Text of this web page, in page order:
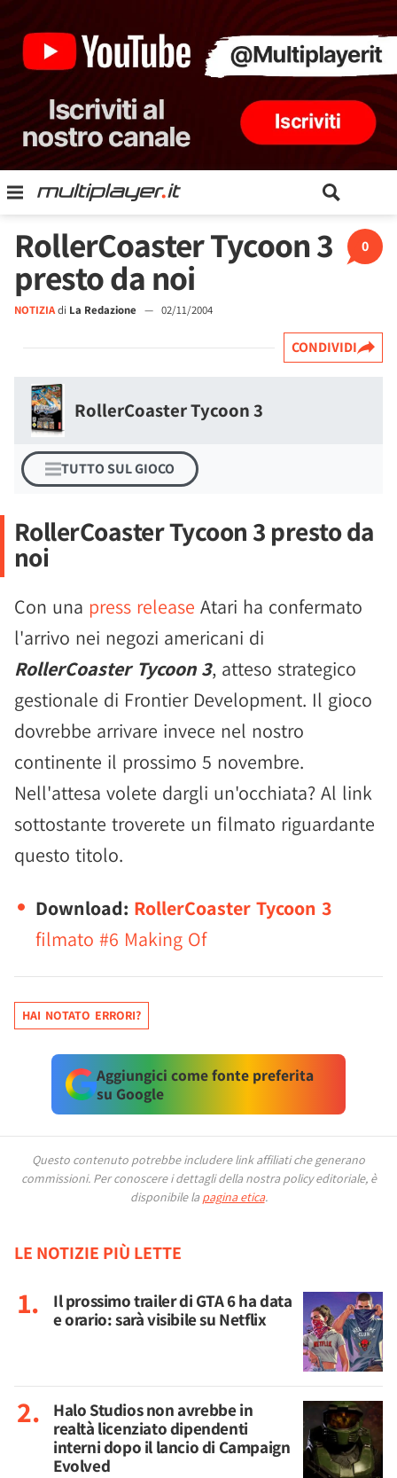
0
RollerCoaster Tycoon 3
presto da noi
NOTIZIAdi La Redazione — 02/11/2004
CONDIVIDI
RollerCoaster Tycoon 3
TUTTO SUL GIOCO
RollerCoaster Tycoon 3 presto da
noi
Con una press release Atari ha confermato
l'arrivo nei negozi americani di
RollerCoaster Tycoon 3, atteso strategico
gestionale di Frontier Development. Il gioco
dovrebbe arrivare invece nel nostro
continente il prossimo 5 novembre.
Nell'attesa volete dargli un'occhiata? Al link
sottostante troverete un filmato riguardante
questo titolo.
Download: RollerCoaster Tycoon 3
filmato #6 Making Of
HAI NOTATO ERRORI?
Aggiungici come fonte preferita
su Google
Questo contenuto potrebbe includere link affiliati che generano
commissioni. Per conoscere i dettagli della nostra policy editoriale, è
disponibile la pagina etica.
LE NOTIZIE PIÙ LETTE
Il prossimo trailer di GTA 6 ha data
e orario: sarà visibile su Netflix
Halo Studios non avrebbe in
realtà licenziato dipendenti
interni dopo il lancio di Campaign
Evolved